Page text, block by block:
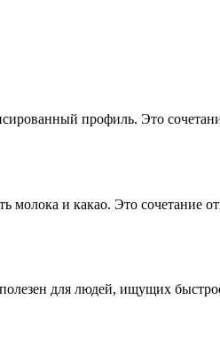
профиль. Это
молока и какао. Это сочетание
для людей, ищущих